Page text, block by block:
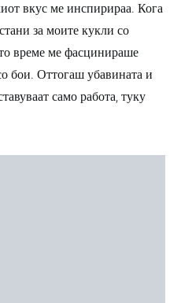
вкус ме инспирираа. Кога
за моите кукли со
време ме фасцинираше
бои. Оттогаш убавината и
само работа, туку